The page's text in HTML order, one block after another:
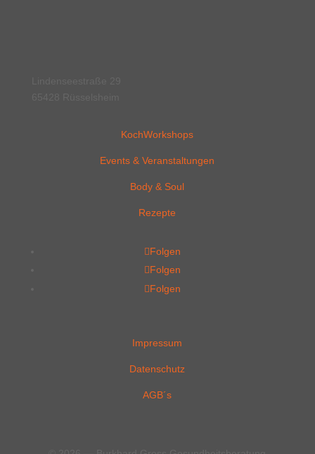
KochWorkshops
Events & Veranstaltungen
Body & Soul
Rezepte
Folgen
Folgen
Folgen
Impressum
Datenschutz
AGB´s